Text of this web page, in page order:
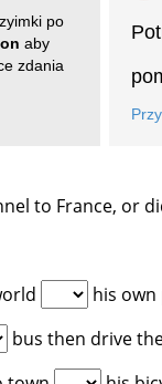
po
on aby
zdania
to France, or
his
bus then drive